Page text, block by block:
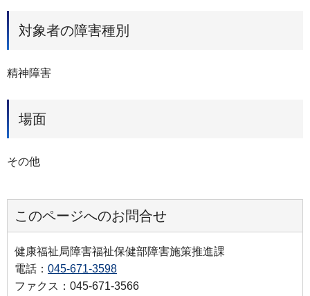
対象者の障害種別
精神障害
場面
その他
このページへのお問合せ
健康福祉局障害福祉保健部障害施策推進課
電話： 045-671-3598
ファクス：045-671-3566